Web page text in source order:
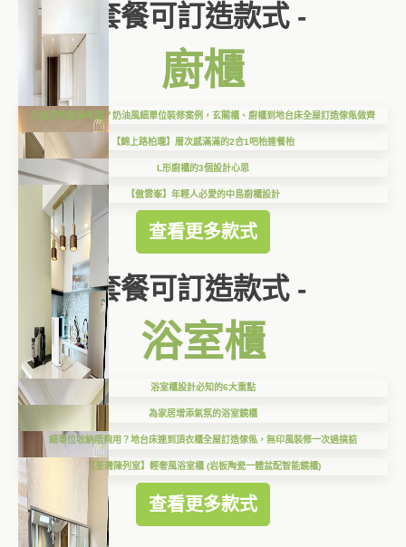
套餐可訂造款式 -
廚櫃
全屋淨色點解唔悶？奶油風細單位裝修案例，玄關櫃、廚櫃到地台床全屋訂造傢俬做齊
【錦上路柏瓏】層次感滿滿的2合1吧枱連餐枱
L形廚櫃的3個設計心思
【傲雲峯】年輕人必愛的中島廚櫃設計
查看更多款式
套餐可訂造款式 -
浴室櫃
浴室櫃設計必知的6大重點
為家居增添氣氛的浴室鏡櫃
細單位收納唔夠用？地台床連到頂衣櫃全屋訂造傢俬，無印風裝修一次過搞掂
【荃灣陳列室】輕奢風浴室櫃 (岩板陶瓷一體盆配智能鏡櫃)
查看更多款式